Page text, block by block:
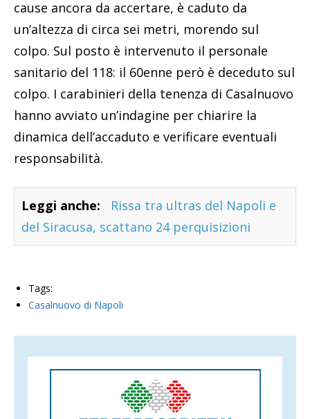
cause ancora da accertare, è caduto da
un’altezza di circa sei metri, morendo sul
colpo. Sul posto è intervenuto il personale
sanitario del 118: il 60enne però è deceduto sul
colpo. I carabinieri della tenenza di Casalnuovo
hanno avviato un’indagine per chiarire la
dinamica dell’accaduto e verificare eventuali
responsabilità.
Leggi anche:
Rissa tra ultras del Napoli e
del Siracusa, scattano 24 perquisizioni
Tags:
Casalnuovo di Napoli